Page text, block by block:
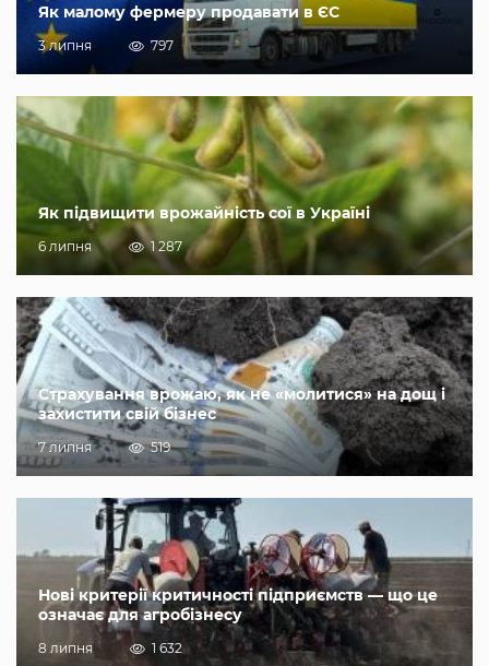
Як малому фермеру продавати в ЄС
3 липня 797
Як підвищити врожайність сої в Україні
6 липня 1 287
Страхування врожаю, як не «молитися» на дощ і
захистити свій бізнес
7 липня 519
Нові критерії критичності підприємств — що це
означає для агробізнесу
8 липня 1 632